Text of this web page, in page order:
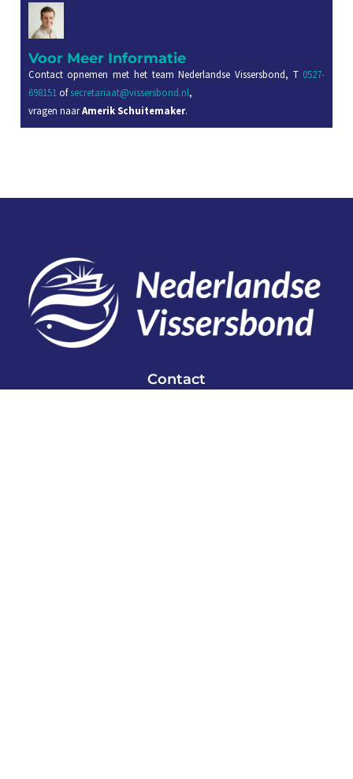
Voor Meer Informatie
Contact opnemen met het team Nederlandse Vissersbond, T 0527-
698151 ofsecretariaat@vissersbond.nl,
vragen naarAmerik Schuitemaker.
Contact